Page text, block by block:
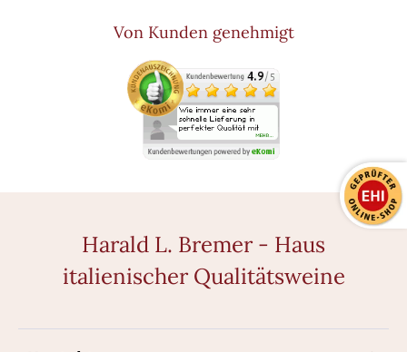
Von Kunden genehmigt
Harald L. Bremer - Haus
italienischer Qualitätsweine